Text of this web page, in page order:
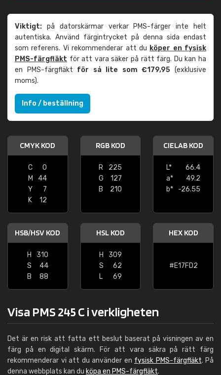
Viktigt: på datorskärmar verkar PMS-färger inte helt
autentiska. Använd färgintrycket på denna sida endast
som referens. Vi rekommenderar att du köper en fysisk
PMS-färgfläkt för att vara säker på rätt färg. Du kan ha
en PMS-färgfläkt för så lite som €179,95 (exklusive
moms).
Info / beställning
CMYK KOD
C
0
M
44
Y
7
K
12
RGB KOD
R
225
G
127
B
210
CIELAB KOD
L*
66.4
a*
49.2
b*
-26.55
HSB/HSV KOD
H
310
S
44
B
88
HSL KOD
H
309
S
62
L
69
HEX KOD
#E17FD2
Visa PMS 245 C i verkligheten
Det är en risk att fatta ett beslut baserat på visningen av en
färg på en digital skärm. För att vara säkra på rätt färg
rekommenderar vi att du använder en fysisk PMS-färgfläkt. På
denna webbplats kan du köpa en PMS-färgfläkt.